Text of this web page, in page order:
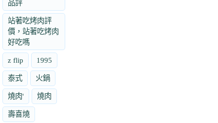
品評
站著吃烤肉評
價，站著吃烤肉
好吃嗎
z flip 1995
泰式 火鍋
燒肉' 燒肉
壽喜燒